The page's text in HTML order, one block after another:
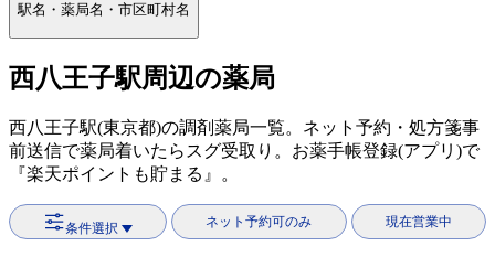
駅名・薬局名・市区町村名
西八王子駅周辺の薬局
西八王子駅(東京都)の調剤薬局一覧。ネット予約・処方箋事
前送信で薬局着いたらスグ受取り。お薬手帳登録(アプリ)で
『楽天ポイントも貯まる』。
条件選択 ネット予約可のみ 現在営業中